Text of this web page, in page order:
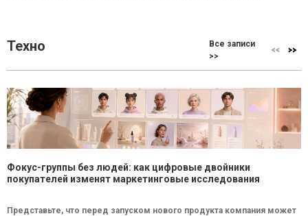
Техно
Все записи
>>
Фокус-группы без людей: как цифровые двойники
покупателей изменят маркетинговые исследования
Представьте, что перед запуском нового продукта компания может